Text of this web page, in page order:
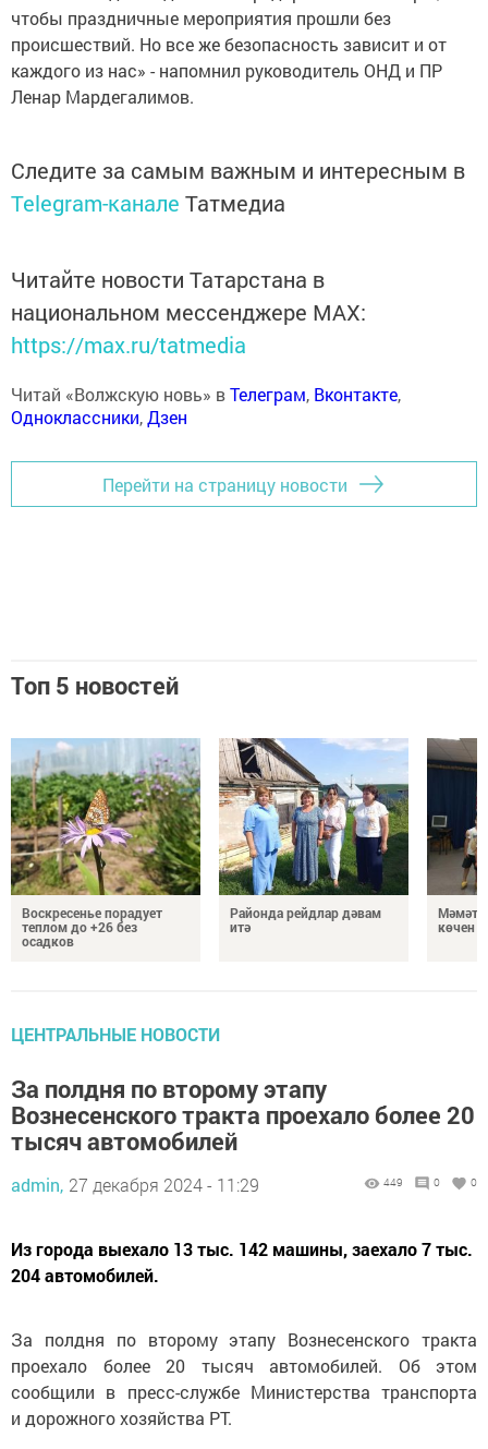
чтобы праздничные мероприятия прошли без
происшествий. Но все же безопасность зависит и от
каждого из нас» - напомнил руководитель ОНД и ПР
Ленар Мардегалимов.
Следите за самым важным и интересным в
Telegram-канале Татмедиа
Читайте новости Татарстана в
национальном мессенджере MАХ:
https://max.ru/tatmedia
Читай «Волжскую новь» вТелеграм, Вконтакте,
Одноклассники,Дзен
Перейти на страницу новости
Топ 5 новостей
Воскресенье порадует
теплом до +26 без
осадков
Районда рейдлар дәвам
итә
көчен
ЦЕНТРАЛЬНЫЕ НОВОСТИ
За полдня по второму этапу
Вознесенского тракта проехало более 20
тысяч автомобилей
admin, 27 декабря 2024 - 11:29 449 0 0
Из города выехало 13 тыс. 142 машины, заехало 7 тыс.
204 автомобилей.
За полдня по второму этапу Вознесенского тракта
проехало более 20 тысяч автомобилей. Об этом
сообщили в пресс-службе Министерства транспорта
и дорожного хозяйства РТ.